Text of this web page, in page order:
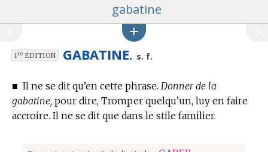
gabatine
1reÉDITION GABATINE. s. f.
■ Il ne se dit qu’en cette phrase. Donner de la
gabatine, pour dire, Tromper quelqu’un, luy en faire
accroire. Il ne se dit que dans le stile familier.